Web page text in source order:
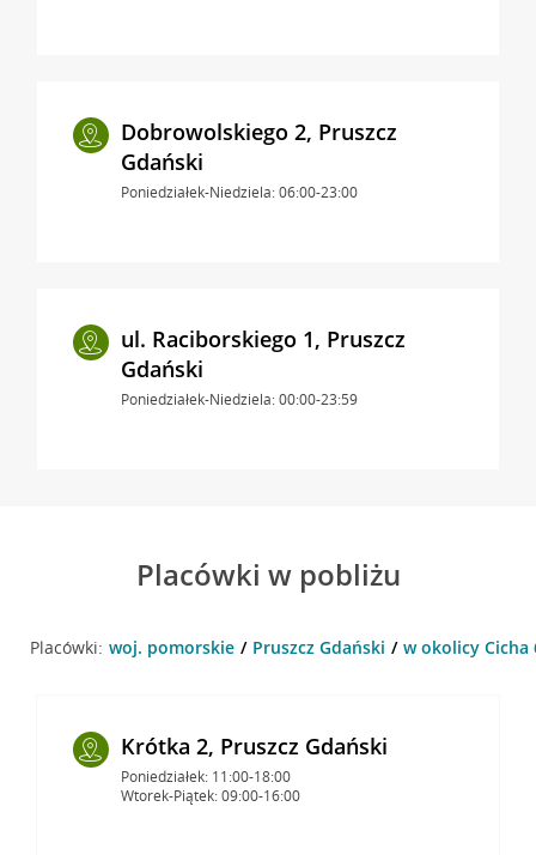
Dobrowolskiego 2, Pruszcz
Gdański
Poniedziałek-Niedziela: 06:00-23:00
ul. Raciborskiego 1, Pruszcz
Gdański
Poniedziałek-Niedziela: 00:00-23:59
Placówki w pobliżu
Placówki: woj. pomorskie Pruszcz Gdański w okolicy Cicha
Krótka 2, Pruszcz Gdański
Poniedziałek: 11:00-18:00
Wtorek-Piątek: 09:00-16:00